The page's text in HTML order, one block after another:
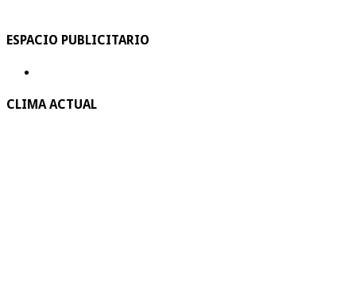
ESPACIO PUBLICITARIO
CLIMA ACTUAL